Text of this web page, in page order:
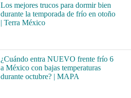
Los mejores trucos para dormir bien
durante la temporada de frío en otoño
| Terra México
¿Cuándo entra NUEVO frente frío 6
a México con bajas temperaturas
durante octubre? | MAPA